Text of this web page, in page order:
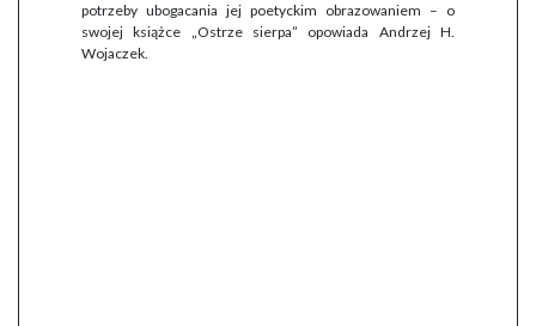
potrzeby ubogacania jej poetyckim obrazowaniem – o
swojej książce „Ostrze sierpa” opowiada Andrzej H.
Wojaczek.